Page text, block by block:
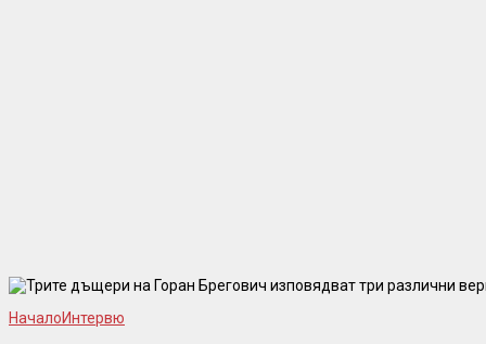
НачалоИнтервю